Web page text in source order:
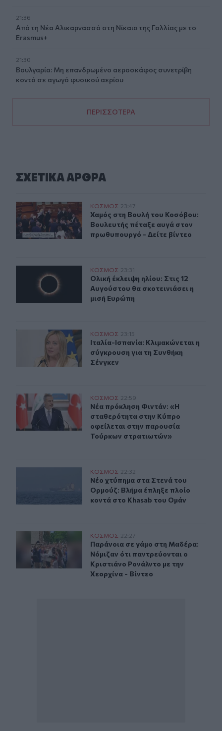
21:36
Από τη Νέα Αλικαρνασσό στη Νίκαια της Γαλλίας με το
Erasmus+
21:30
Βουλγαρία: Μη επανδρωμένο αεροσκάφος συνετρίβη
κοντά σε αγωγό φυσικού αερίου
ΠΕΡΙΣΣΟΤΕΡΑ
ΣΧΕΤΙΚA AΡΘΡΑ
Χαμός στη Βουλή του Κοσόβου: Βουλευτής πέταξε
ΚΟΣΜΟΣ 23:47
Χαμός στη Βουλή του Κοσόβου:
Χαμός στη Βουλή του Κοσόβου:
Βουλευτής πέταξε αυγά στον
πρωθυπουργό - Δείτε βίντεο
Ολική έκλειψη ηλίου: Στις 12 Αυγούστου θα
ΚΟΣΜΟΣ 23:31
Ολική έκλειψη ηλίου: Στις 12
Ολική έκλειψη ηλίου: Στις 12
Αυγούστου θα σκοτεινιάσει η
μισή Ευρώπη
Ιταλία-Ισπανία: Κλιμακώνεται η σύγκρουση για τη
ΚΟΣΜΟΣ 23:15
Ιταλία-Ισπανία: Κλιμακώνεται η
Ιταλία-Ισπανία: Κλιμακώνεται η
σύγκρουση για τη Συνθήκη
Σένγκεν
Νέα πρόκληση Φιντάν: «Η σταθερότητα στην Κύπρο
ΚΟΣΜΟΣ 22:59
Νέα πρόκληση Φιντάν: «Η
Νέα πρόκληση Φιντάν: «Η
σταθερότητα στην Κύπρο
οφείλεται στην παρουσία
Τούρκων στρατιωτών»
Νέο χτύπημα στα Στενά του Ορμούζ: Βλήμα έπληξε
ΚΟΣΜΟΣ 22:32
Νέο χτύπημα στα Στενά του
Νέο χτύπημα στα Στενά του
Ορμούζ: Βλήμα έπληξε πλοίο
κοντά στο Khasab του Ομάν
Παράνοια σε γάμο στη Μαδέρα: Νόμιζαν ότι
ΚΟΣΜΟΣ 22:27
Παράνοια σε γάμο στη Μαδέρα:
Παράνοια σε γάμο στη Μαδέρα:
Νόμιζαν ότι παντρεύονται ο
Κριστιάνο Ρονάλντο με την
Χεορχίνα - Βίντεο